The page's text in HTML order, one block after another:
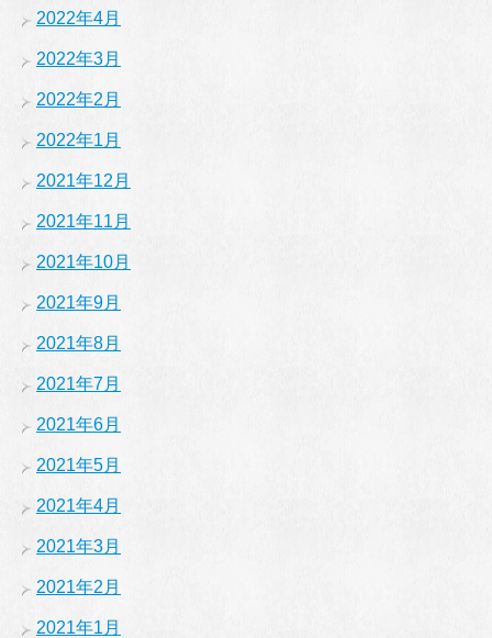
2022年4月
2022年3月
2022年2月
2022年1月
2021年12月
2021年11月
2021年10月
2021年9月
2021年8月
2021年7月
2021年6月
2021年5月
2021年4月
2021年3月
2021年2月
2021年1月